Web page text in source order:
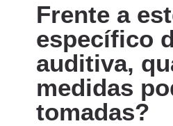
Frente a
específico
auditiva,
medidas
tomadas?